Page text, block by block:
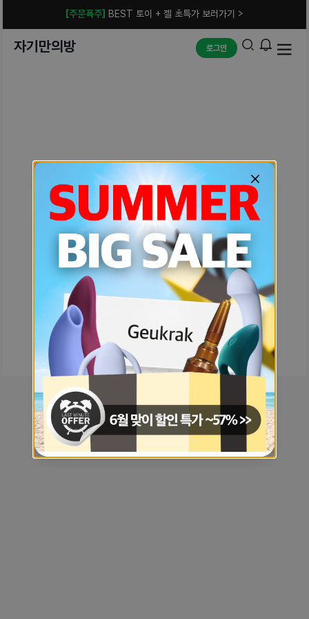
[주문폭주] BEST 토이 + 젤 초특가 보러가기 >
자기만의방 로그인
예상치 못한 에러입니다.